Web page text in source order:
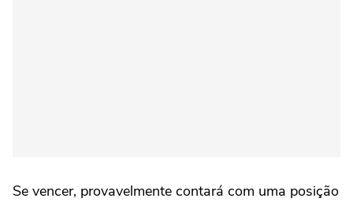
Se vencer, provavelmente contará com uma posição